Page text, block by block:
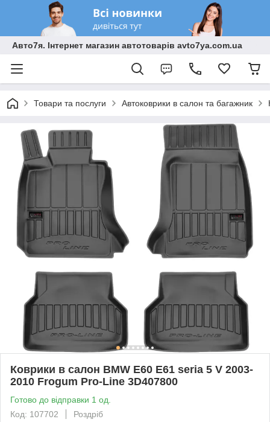
Авто7я. Інтернет магазин автотоварів avto7ya.com.ua
Товари та послуги Автоковрики в салон та багажник
Коврики в салон BMW E60 E61 seria 5 V 2003-
2010 Frogum Pro-Line 3D407800
Готово до відправки 1 од.
Код: 107702
Роздріб